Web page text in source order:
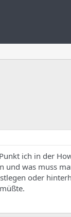
ich in der
und was muss
oder